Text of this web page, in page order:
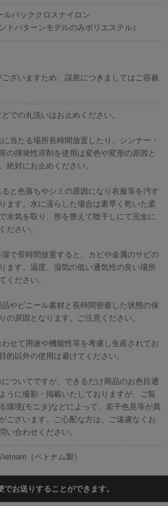
ルパッククロスナイロン
トパターンモデルのみポリエステル）
ざいますため、誤差につきましてはご容赦
での丸洗いはお止めください。
当たる場所長時間放置したり、シンナー・
の揮発性溶剤を使用は変色や変形の原因と
絶対にお止めください。
と色落ちやシミの原因になり衣服等を汚す
ます。水に濡らした場合は素早く乾いた柔
水気を取り、形を整えて陰干しにて完全に
ださい。
で長時間放置すると、カビや金属のサビの
ます。温度、湿気の低い通気性の良い場所
ください。
やビニール素材と長時間密着した状態の保
の原因となります。ご注意ください。
せて用途や機能性等を考慮し生産されてお
的以外の使用は避けてください。
ついてですが、できるだけ商品のお色目通
うに撮影・掲載いたしておりますが、ご覧
環境(モニタ)などによって、若干色見等が異
ございます。ご心配な方は、ご遠慮なくお
い合わせください。
（ベトナム製）